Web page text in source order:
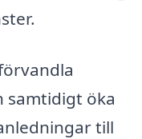
samtidigt öka
till